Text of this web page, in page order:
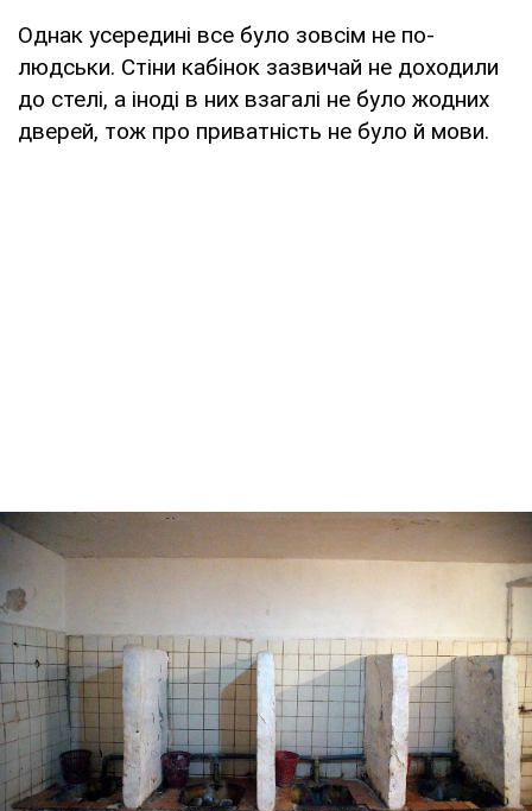
Однак усередині все було зовсім не по-
людськи. Стіни кабінок зазвичай не доходили
до стелі, а іноді в них взагалі не було жодних
дверей, тож про приватність не було й мови.